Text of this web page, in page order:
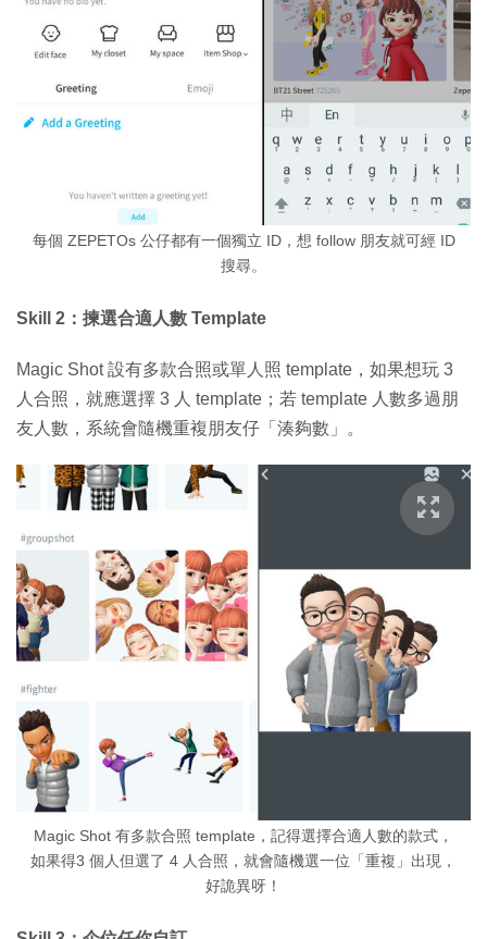
每個 ZEPETOs 公仔都有一個獨立 ID，想 follow 朋友就可經 ID
搜尋。
Skill 2：揀選合適人數 Template
Magic Shot 設有多款合照或單人照 template，如果想玩 3
人合照，就應選擇 3 人 template；若 template 人數多過朋
友人數，系統會隨機重複朋友仔「湊夠數」。
Magic Shot 有多款合照 template，記得選擇合適人數的款式，
如果得3 個人但選了 4 人合照，就會隨機選一位「重複」出現，
好詭異呀！